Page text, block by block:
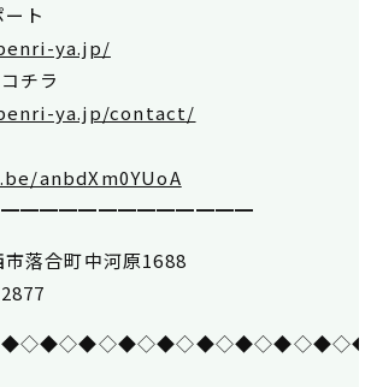
ト
ya.jp/
チラ
ya.jp/contact/
anbdXm0YUoA
落合町中河原1688